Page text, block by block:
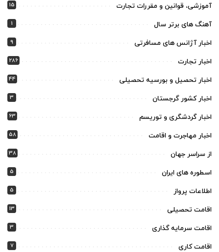
آموزشی، قوانین و مقررات تجارت 15
آهنگ های برتر سال 1
اخبار آژانس های مسافرتی 9
اخبار تجارت 286
اخبار تحصیل و بورسیه تحصیلی 44
اخبار کشور گرجستان 3
اخبار گردشگری و توریسم 63
اخبار مهاجرت و اقامت 58
از سراسر جهان 38
اسطوره های ایران 5
اطلاعات پرواز 5
اقامت تحصیلی 13
اقامت سرمایه گذاری 3
اقامت کاری 7